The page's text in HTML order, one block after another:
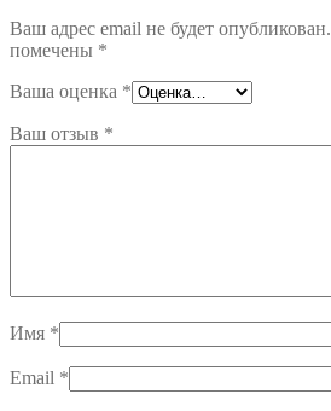
Ваш адрес email не будет опубликован.
помечены *
Ваша оценка *
Ваш отзыв *
Имя *
Email *